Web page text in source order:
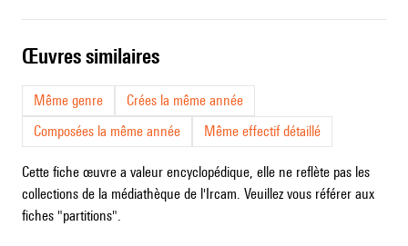
œuvres similaires
Même genre
Crées la même année
Composées la même année
Même effectif détaillé
Cette fiche œuvre a valeur encyclopédique, elle ne reflète pas les
collections de la médiathèque de l'Ircam. Veuillez vous référer aux
fiches "partitions".